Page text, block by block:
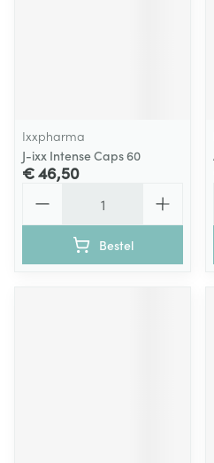
Ixxpharma
J-ixx Intense Caps 60
€ 46,50
Bestel